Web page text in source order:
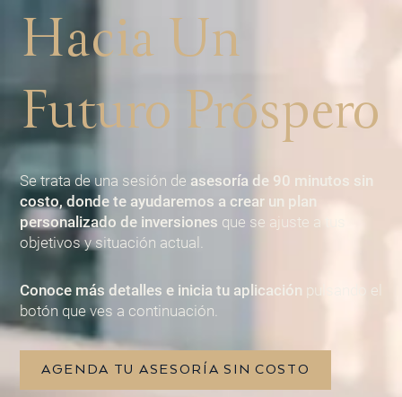
Hacia Un
Futuro Próspero
Se trata de una sesión de asesoría de 90 minutos sin
costo, donde te ayudaremos a crear un plan
personalizado de inversiones que se ajuste a tus
objetivos y situación actual.
Conoce más detalles e inicia tu aplicación pulsando el
botón que ves a continuación.
AGENDA TU ASESORÍA SIN COSTO